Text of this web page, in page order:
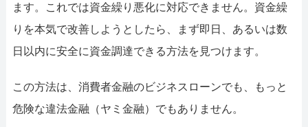
ます。これでは資金繰り悪化に対応できません。資金繰
りを本気で改善しようとしたら、まず即日、あるいは数
日以内に安全に資金調達できる方法を見つけます。
この方法は、消費者金融のビジネスローンでも、もっと
危険な違法金融（ヤミ金融）でもありません。